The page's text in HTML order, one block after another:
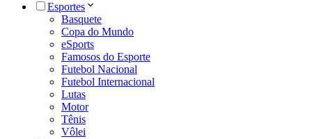
Esportes
Basquete
Copa do Mundo
eSports
Famosos do Esporte
Futebol Nacional
Futebol Internacional
Lutas
Motor
Tênis
Vôlei